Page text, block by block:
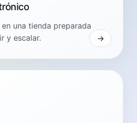
una tienda preparada
y escalar.